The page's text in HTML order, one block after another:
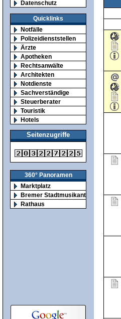
Datenschutz
Quicklinks
Notfälle
Polizeidienststellen
Ärzte
Apotheken
Rechtsanwälte
Architekten
Notdienste
Sachverständige
Steuerberater
Touristik
Hotels
Seitenzugriffe
360° Panoramen
Marktplatz
Bremer Stadtmusikanten
Rathaus